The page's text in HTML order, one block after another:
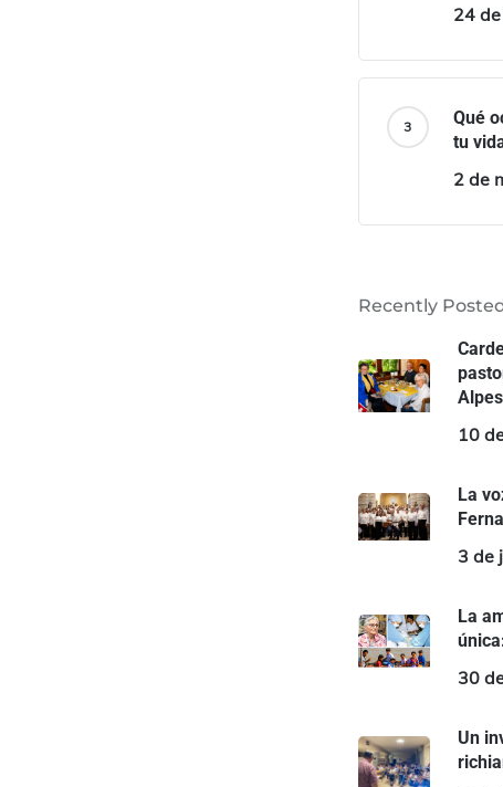
24
Qué
tu
2 de
Recently
Alpes
10
La
3 de
La
30
Un